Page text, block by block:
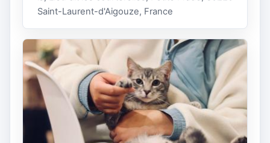
Saint-Laurent-d'Aigouze, France